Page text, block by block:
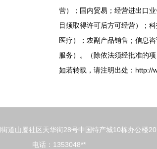
营）；国内贸易；经营进出口
目须取得许可后方可经营）；
医疗）；农副产品销售；信息
服务）。（除依法须经批准的
如若转载，请注明出处：http://
道山厦社区天华街28号中国特产城10栋办公楼
电话：1353048**